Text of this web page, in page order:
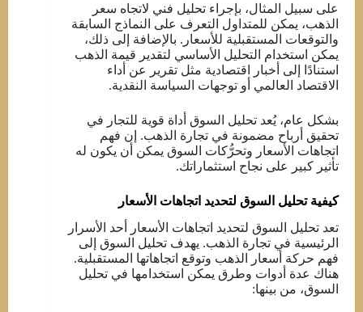
على سبيل المثال، بإجراء تحليل فني لاتجاه سعر
الذهب، يمكن للمتداول التعرف على النماذج السابقة
والتوقعات المستقبلية للأسعار. بالإضافة إلى ذلك،
يمكن استخدام التحليل الأساسي لتقدير قيمة الذهب
استنادًا إلى أخبار اقتصادية مثل تقرير عن أداء
الاقتصاد العالمي أو توجهات السياسة النقدية.
بشكل عام، يُعد تحليل السوق أداة قوية للتجار في
تحقيق أرباح مضمونة في تجارة الذهب. إن فهم
اتجاهات الأسعار وتحرُّكات السوق يمكن أن يكون له
تأثير كبير على نجاح استثماراتك.
كيفية تحليل السوق لتحديد اتجاهات الأسعار
تعد تحليل السوق لتحديد اتجاهات الأسعار أحد الأسرار
الرئيسية في تجارة الذهب. يهدف تحليل السوق إلى
فهم حركة أسعار الذهب وتوقع اتجاهاتها المستقبلية.
هناك عدة أدوات وطرق يمكن استخدامها في تحليل
السوق، من بينها: